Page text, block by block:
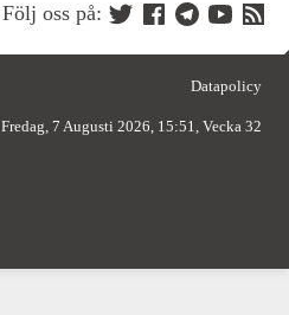
Följ oss på:
Datapolicy
Fredag, 7 Augusti 2026, 15:51, Vecka 32